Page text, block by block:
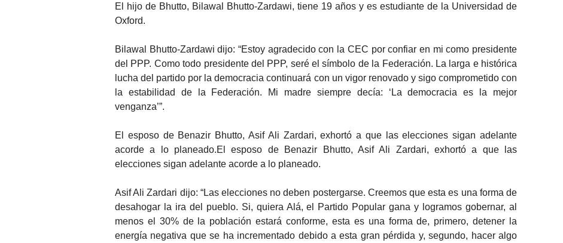
El hijo de Bhutto, Bilawal Bhutto-Zardawi, tiene 19 años y es estudiante de la Universidad de
Oxford.
Bilawal Bhutto-Zardawi dijo: “Estoy agradecido con la CEC por confiar en mi como presidente
del PPP. Como todo presidente del PPP, seré el símbolo de la Federación. La larga e histórica
lucha del partido por la democracia continuará con un vigor renovado y sigo comprometido con
la estabilidad de la Federación. Mi madre siempre decía: ‘La democracia es la mejor
venganza’”.
El esposo de Benazir Bhutto, Asif Ali Zardari, exhortó a que las elecciones sigan adelante
acorde a lo planeado.El esposo de Benazir Bhutto, Asif Ali Zardari, exhortó a que las
elecciones sigan adelante acorde a lo planeado.
Asif Ali Zardari dijo: “Las elecciones no deben postergarse. Creemos que esta es una forma de
desahogar la ira del pueblo. Si, quiera Alá, el Partido Popular gana y logramos gobernar, al
menos el 30% de la población estará conforme, esta es una forma de, primero, detener la
energía negativa que se ha incrementado debido a esta gran pérdida y, segundo, hacer algo